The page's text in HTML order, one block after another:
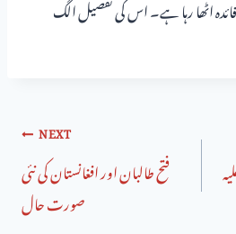
اٹھا رہا ہے۔ اس کی تفصیل الگ
NEXT
فتح طالبان اور افغانستان کی نئی
صورت حال